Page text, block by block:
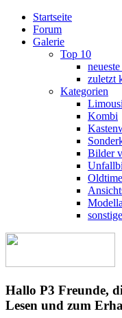
Startseite
Forum
Galerie
Top 10
zuletzt
Kategorien
Kombi
Bilder
sonstige
Hallo P3 Freunde,
Lesen und zum